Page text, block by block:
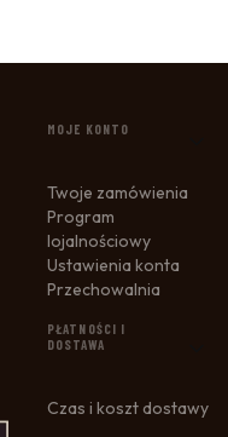
LINKI W STOPCE
MOJE KONTO
Twoje zamówienia
Program
lojalnościowy
Ustawienia konta
Przechowalnia
PŁATNOŚCI I
DOSTAWA
Czas i koszt dostawy